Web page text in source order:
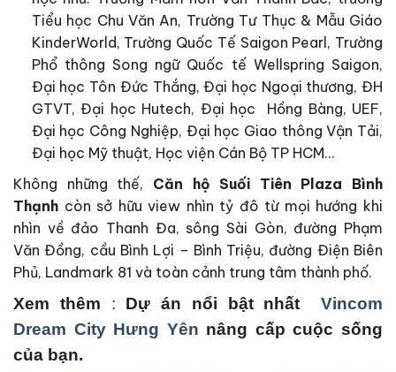
Tiểu học Chu Văn An, Trường Tư Thục & Mẫu Giáo
KinderWorld, Trường Quốc Tế Saigon Pearl, Trường
Phổ thông Song ngữ Quốc tế Wellspring Saigon,
Đại học Tôn Đức Thắng, Đại học Ngoại thương, ĐH
GTVT, Đại học Hutech, Đại học Hồng Bàng, UEF,
Đại học Công Nghiệp, Đại học Giao thông Vận Tải,
Đại học Mỹ thuật, Học viện Cán Bộ TP HCM…
Không những thế, Căn hộ Suối Tiên Plaza Bình
Thạnh còn sở hữu view nhìn tỷ đô từ mọi hướng khi
nhìn về đảo Thanh Đa, sông Sài Gòn, đường Phạm
Văn Đồng, cầu Bình Lợi – Bình Triệu, đường Điện Biên
Phủ, Landmark 81 và toàn cảnh trung tâm thành phố.
Xem thêm : Dự án nổi bật nhấtVincom
Dream City Hưng Yên nâng cấp cuộc sống
của bạn.